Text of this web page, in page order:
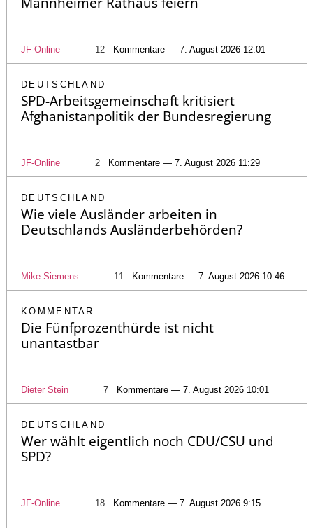
JF-Online 12 Kommentare — 7. August 2026 12:01
DEUTSCHLAND
SPD-Arbeitsgemeinschaft kritisiert
Afghanistanpolitik der Bundesregierung
JF-Online 2 Kommentare — 7. August 2026 11:29
DEUTSCHLAND
Wie viele Ausländer arbeiten in
Deutschlands Ausländerbehörden?
Mike Siemens 11 Kommentare — 7. August 2026 10:46
KOMMENTAR
Die Fünfprozenthürde ist nicht
unantastbar
Dieter Stein 7 Kommentare — 7. August 2026 10:01
DEUTSCHLAND
Wer wählt eigentlich noch CDU/CSU und
SPD?
JF-Online 18 Kommentare — 7. August 2026 9:15